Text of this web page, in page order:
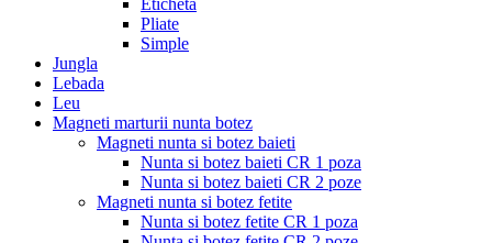
Eticheta
Pliate
Simple
Jungla
Lebada
Leu
Magneti marturii nunta botez
Magneti nunta si botez baieti
Nunta si botez baieti CR 1 poza
Nunta si botez baieti CR 2 poze
Magneti nunta si botez fetite
Nunta si botez fetite CR 1 poza